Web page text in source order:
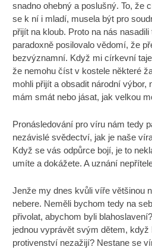
snadno ohebný a poslušný. To, že
se k ní i mladí, musela být pro
přijít na kloub. Proto na nás
paradoxně posilovalo vědomí, že
bezvýznamní. Když mi církevní
že nemohu číst v kostele některé
mohli přijít a obsadit národní výbor,
mám smát nebo jásat, jak velkou
Pronásledování pro víru nám tedy
nezávislé svědectví, jak je naše
Když se vás odpůrce bojí, je to
umíte a dokážete. A uznání
Jenže my dnes kvůli víře většinou
nebere. Neměli bychom tedy na
přivolat, abychom byli
jednou vyprávět svým dětem,
protivenství nezažijí? Nestane se